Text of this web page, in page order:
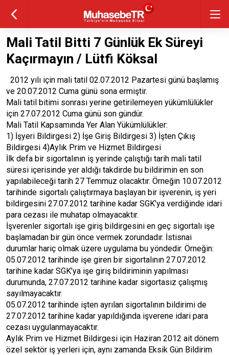
Mali Tatil Bitti 7 Günlük Ek Süreyi
Kaçırmayın / Lütfi Köksal
2012 yılı için mali tatil 02.07.2012 Pazartesi günü başlamış
ve 20.07.2012 Cuma günü sona ermiştir.
Mali tatil bitimi sonrası yerine getirilemeyen yükümlülükler
için 27.07.2012 Cuma günü son gündür.
Mali Tatil Kapsamında Yer Alan Yükümlülükler:
1) İşyeri Bildirgesi 2) İşe Giriş Bildirgesi 3) İşten Çıkış
Bildirgesi 4)Aylık Prim ve Hizmet Bildirgesi
İlk defa bir sigortalının iş yerinde çalıştığı tarih mali tatil
süresi içerisinde yer aldığı takdirde bu bildirimin en son
yapılabileceği tarih 27 Temmuz olacaktır. Örneğin 10.07.2012
tarihinde sigortalı çalıştırmaya başlayan bir işverenin, iş yeri
bildirgesini 27.07.2012 tarihine kadar SGK’ya verdiğinde idari
para cezası ile muhatap olmayacaktır.
İşverenler sigortalı işe giriş bildirgesini en geç sigortalı işe
başlamadan bir gün önce vermek zorundadır. İstisnai
durumlar hariç olmak üzere uygulama bu yöndedir. Örneğin:
05.07.2012 tarihinde işe giren bir sigortalının 27.07.2012
tarihine kadar SGK’ya işe giriş bildiriminin yapılması
durumunda, 27.07.2012 tarihine kadar sigortasız çalışmış
sayılmayacaktır.
05.07.2012 tarihinde işten ayrılan sigortalının bildirimi de
27.07.2012 tarihine kadar yapıldığında işverene idari para
cezası uygulanmayacaktır.
Aylık Prim ve Hizmet Bildirgesi için Haziran 2012 ait dönem
özel sektör iş yerleri için, aynı zamanda Eksik Gün Bildirim